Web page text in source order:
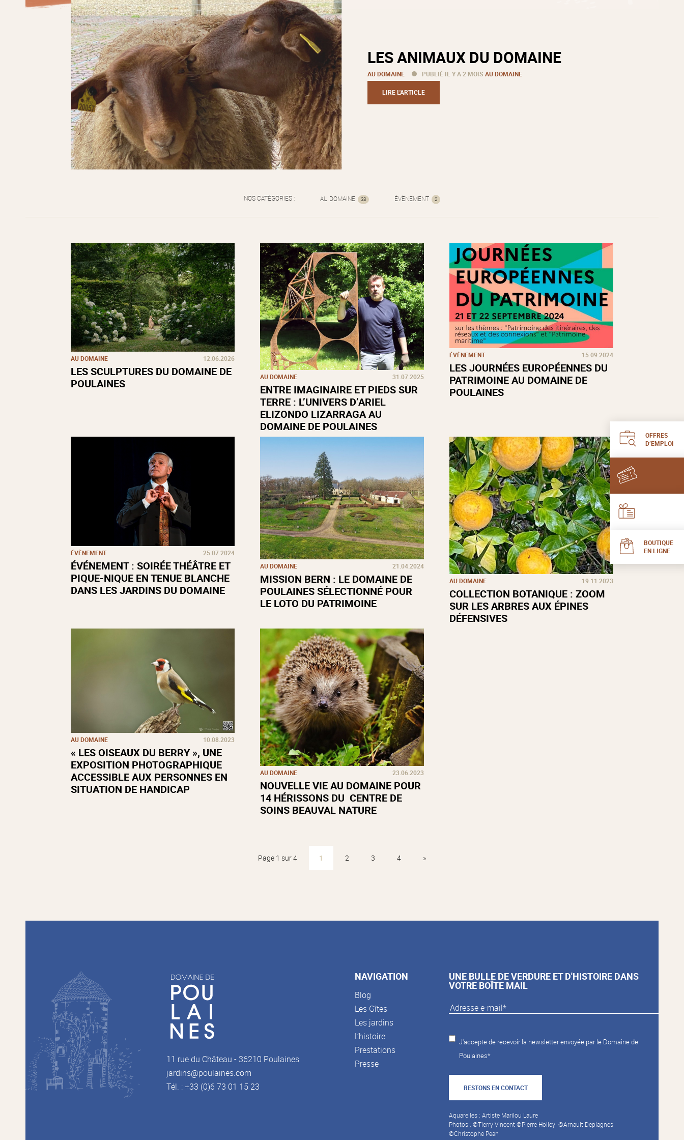
OFFRES
D’EMPLOI
BOUTIQUE
EN LIGNE
LES ANIMAUX DU DOMAINE
AU DOMAINE PUBLIÉ IL Y A 2 MOIS AU DOMAINE
LIRE L'ARTICLE
NOS CATÉGORIES : AU DOMAINE 33 ÉVÈNEMENT 2
AU DOMAINE 12.06.2026
LES SCULPTURES DU DOMAINE DE
POULAINES
AU DOMAINE 31.07.2025
ENTRE IMAGINAIRE ET PIEDS SUR
TERRE : L’UNIVERS D’ARIEL
ELIZONDO LIZARRAGA AU
DOMAINE DE POULAINES
ÉVÈNEMENT 15.09.2024
LES JOURNÉES EUROPÉENNES DU
PATRIMOINE AU DOMAINE DE
POULAINES
ÉVÈNEMENT 25.07.2024
ÉVÉNEMENT : SOIRÉE THÉÂTRE ET
PIQUE-NIQUE EN TENUE BLANCHE
DANS LES JARDINS DU DOMAINE
AU DOMAINE 21.04.2024
MISSION BERN : LE DOMAINE DE
POULAINES SÉLECTIONNÉ POUR
LE LOTO DU PATRIMOINE
AU DOMAINE 19.11.2023
COLLECTION BOTANIQUE : ZOOM
SUR LES ARBRES AUX ÉPINES
DÉFENSIVES
AU DOMAINE 10.08.2023
« LES OISEAUX DU BERRY », UNE
EXPOSITION PHOTOGRAPHIQUE
ACCESSIBLE AUX PERSONNES EN
SITUATION DE HANDICAP
AU DOMAINE 23.06.2023
NOUVELLE VIE AU DOMAINE POUR
14 HÉRISSONS DU CENTRE DE
SOINS BEAUVAL NATURE
Page 1 sur 4 1 2 3 4 »
11 rue du Château - 36210 Poulaines
jardins@poulaines.com
Tél. : +33 (0)6 73 01 15 23
NAVIGATION
Blog
Les Gîtes
Les jardins
L’histoire
Prestations
Presse
UNE BULLE DE VERDURE ET D'HISTOIRE DANS
VOTRE BOÎTE MAIL
J'accepte de recevoir la newsletter envoyée par le Domaine de
Poulaines*
RESTONS EN CONTACT
Aquarelles : Artiste Marilou Laure
Photos : ©Tierry Vincent ©Pierre Holley ©Arnault Deplagnes
©Christophe Pean